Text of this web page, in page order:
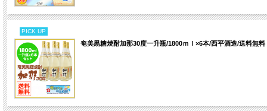
PICK UP
奄美黒糖焼酎加那30度一升瓶/1800ｍｌ×6本/西平酒造/送料無料